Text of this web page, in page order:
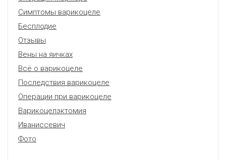
Симптомы варикоцеле
Бесплодие
Отзывы
Вены на яичках
Всё о варикоцеле
Последствия варикоцеле
Операции при варикоцеле
Варикоцелэктомия
Иваниссевич
Фото